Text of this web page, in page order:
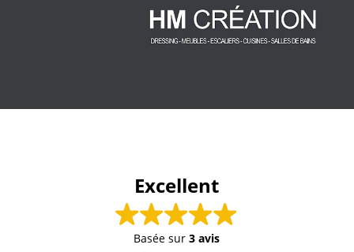
Excellent
Basée sur3 avis